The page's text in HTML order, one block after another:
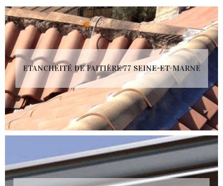
ETANCHÉITÉ DE FAITIÈRE 77 SEINE-ET-MARNE